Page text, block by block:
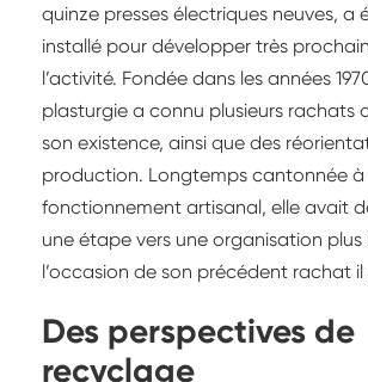
quinze presses électriques neuves, a
installé pour développer très
l’activité. Fondée dans les années
plasturgie a connu plusieurs rachats
son existence, ainsi que des
production. Longtemps cantonnée à
fonctionnement artisanal, elle avait
une étape vers une organisation plus
l’occasion de son précédent rachat
Des perspectives de
recyclage